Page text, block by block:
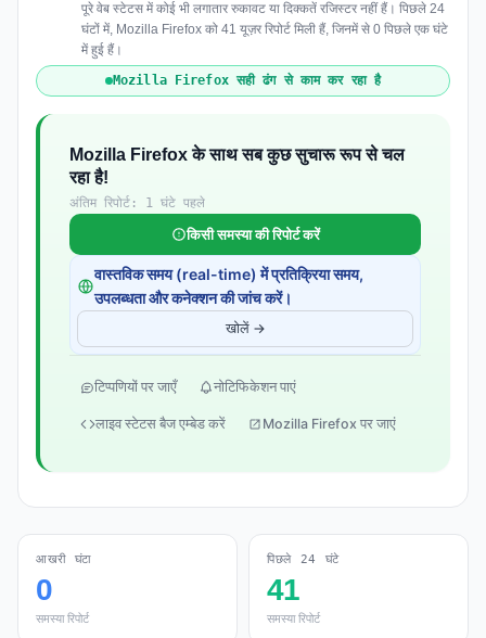
पूरे वेब स्टेटस में कोई भी लगातार रुकावट या दिक्कतें रजिस्टर नहीं हैं। पिछले 24
घंटों में, Mozilla Firefox को 41 यूज़र रिपोर्ट मिली हैं, जिनमें से 0 पिछले एक घंटे
में हुई हैं।
Mozilla Firefox सही ढंग से काम कर रहा है
Mozilla Firefox के साथ सब कुछ सुचारू रूप से चल
रहा है!
अंतिम रिपोर्ट: 1 घंटे पहले
किसी समस्या की रिपोर्ट करें
वास्तविक समय (real-time) में प्रतिक्रिया समय,
उपलब्धता और कनेक्शन की जांच करें।
खोलें →
टिप्पणियों पर जाएँ नोटिफिकेशन पाएं
लाइव स्टेटस बैज एम्बेड करें Mozilla Firefox पर जाएं
आखरी घंटा
0
समस्या रिपोर्ट
पिछले 24 घंटे
41
समस्या रिपोर्ट